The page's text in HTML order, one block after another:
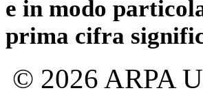
e in modo
prima cifra
© 2026 ARPA